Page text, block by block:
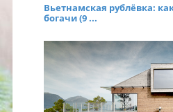
Вьетнамская рублёвка:
богачи (9 ...